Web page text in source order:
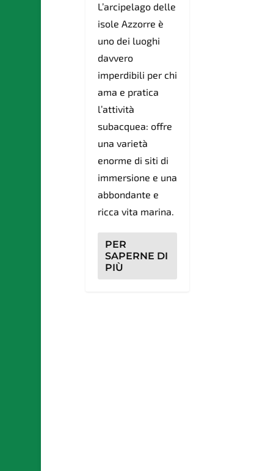
L’arcipelago delle
isole Azzorre è
uno dei luoghi
davvero
imperdibili per chi
ama e pratica
l’attività
subacquea: offre
una varietà
enorme di siti di
immersione e una
abbondante e
ricca vita marina.
PER
SAPERNE DI
PIÙ